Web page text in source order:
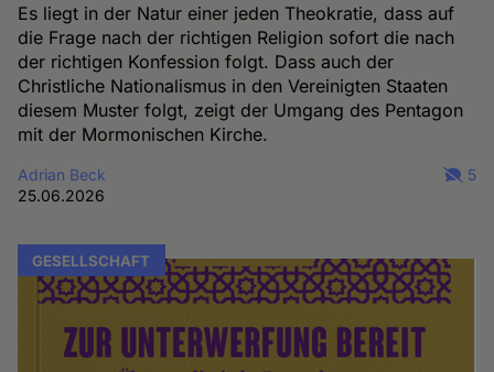
Es liegt in der Natur einer jeden Theokratie, dass auf
die Frage nach der richtigen Religion sofort die nach
der richtigen Konfession folgt. Dass auch der
Christliche Nationalismus in den Vereinigten Staaten
diesem Muster folgt, zeigt der Umgang des Pentagon
mit der Mormonischen Kirche.
Adrian Beck
25.06.2026
5
GESELLSCHAFT